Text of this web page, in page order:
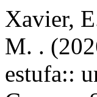
Xavier,
M. .
estufa::